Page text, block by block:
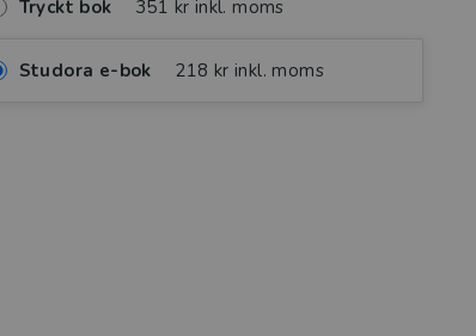
Tryckt bok 351 kr inkl. moms
Studora e-bok 218 kr inkl. moms